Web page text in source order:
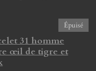
Épuisé
31 homme
œil de tigre et